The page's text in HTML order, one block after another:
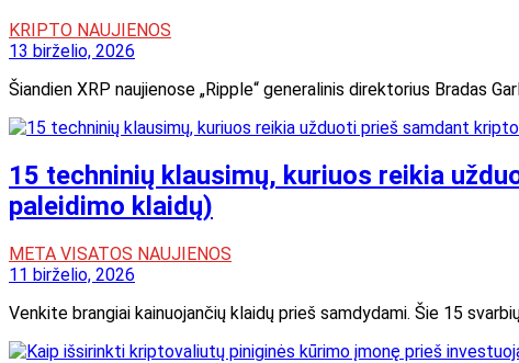
KRIPTO NAUJIENOS
13 birželio, 2026
Šiandien XRP naujienose „Ripple“ generalinis direktorius Bradas
15 techninių klausimų, kuriuos reikia
paleidimo klaidų)
META VISATOS NAUJIENOS
11 birželio, 2026
Venkite brangiai kainuojančių klaidų prieš samdydami. Šie 15